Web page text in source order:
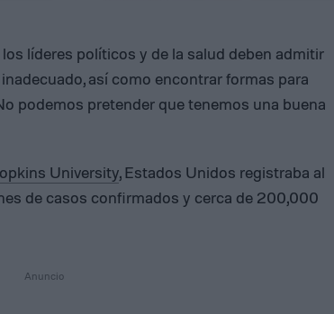
líderes políticos y de la salud deben admitir
así como encontrar formas para
podemos pretender que tenemos una buena
University, Estados Unidos registraba al
de casos confirmados y cerca de 200,000